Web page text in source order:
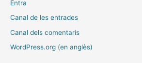
Entra
Canal de les entrades
Canal dels comentaris
WordPress.org (en anglès)